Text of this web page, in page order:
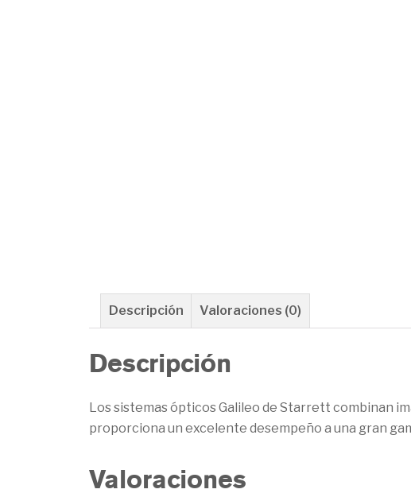
Descripción Valoraciones (0)
Descripción
Los sistemas ópticos Galileo de Starrett combinan
proporciona un excelente desempeño a una gran
Valoraciones